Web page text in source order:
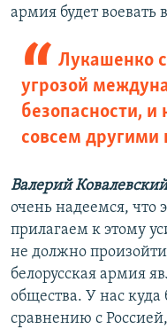
армия будет воевать
Лукашенко
угрозой
безопасности, и
совсем другими
Валерий
очень надеемся, что
прилагаем к этому
не должно
белорусская армия
общества. У нас куда
сравнению с